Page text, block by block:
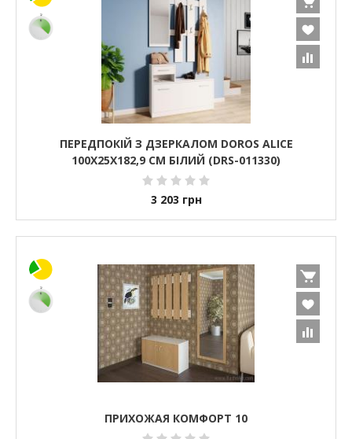
ПЕРЕДПОКІЙ З ДЗЕРКАЛОМ DOROS ALICE
100Х25Х182,9 СМ БІЛИЙ (DRS-011330)
3 203 грн
ПРИХОЖАЯ КОМФОРТ 10